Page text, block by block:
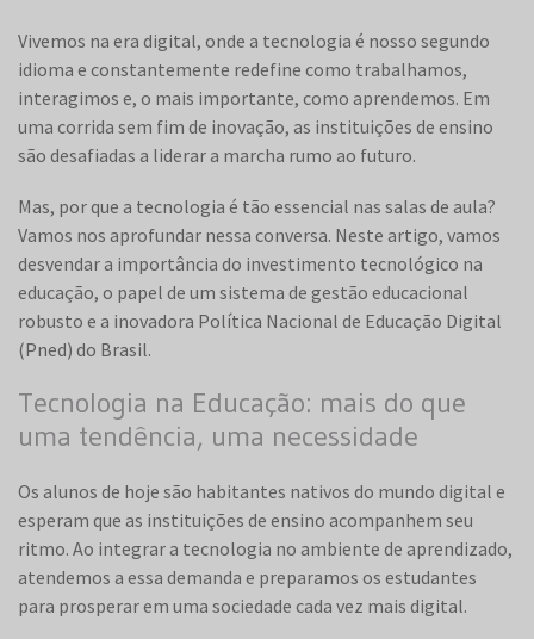
Vivemos na era digital, onde a tecnologia é nosso segundo
idioma e constantemente redefine como trabalhamos,
interagimos e, o mais importante, como aprendemos. Em
uma corrida sem fim de inovação, as instituições de ensino
são desafiadas a liderar a marcha rumo ao futuro.
Mas, por que a tecnologia é tão essencial nas salas de aula?
Vamos nos aprofundar nessa conversa. Neste artigo, vamos
desvendar a importância do investimento tecnológico na
educação, o papel de um sistema de gestão educacional
robusto e a inovadora Política Nacional de Educação Digital
(Pned) do Brasil.
Tecnologia na Educação: mais do que
uma tendência, uma necessidade
Os alunos de hoje são habitantes nativos do mundo digital e
esperam que as instituições de ensino acompanhem seu
ritmo. Ao integrar a tecnologia no ambiente de aprendizado,
atendemos a essa demanda e preparamos os estudantes
para prosperar em uma sociedade cada vez mais digital.